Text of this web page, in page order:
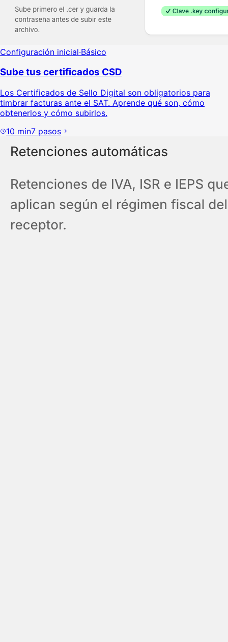
Configuración inicial·Básico
Sube tus certificados CSD
Los Certificados de Sello Digital son obligatorios para
timbrar facturas ante el SAT. Aprende qué son, cómo
obtenerlos y cómo subirlos.
10 min7 pasos